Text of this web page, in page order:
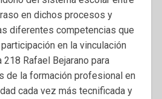
en dichos procesos y
diferentes competencias que
en la vinculación
Rafael Bejarano para
de la formación profesional en
cada vez más tecnificada y